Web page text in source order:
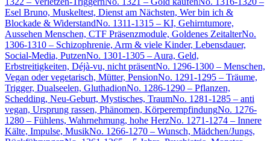
Esel Bruno, Muskeltest, Dienst am Nächsten, Wer bin ich &
Blockade & WiderstandNo. 1311-1315 – KI, Gehirntumore,
Aussehen Menschen, CTF Präsenzmodule, Goldenes ZeitalterNo.
1306-1310 – Schizophrenie, Arm & viele Kinder, Lebensdauer,
Social-Media, PutzenNo. 1301-1305 – Aura, Geld,
Erbstreitigkeiten, Déjà-vu, nicht präsentNo. 1296-1300 – Menschen,
Vegan oder vegetarisch, Mütter, PensionNo. 1291-1295 – Träume,
Trigger, Dualseelen, GluthadionNo. 1286-1290 – Pflanzen,
Schedding, Neu-Geburt, Mystisches, TraumNo. 1281-1285 – anti
vegan, Ursprung rassen, Phänomen, KörperempfindungNo. 1276-
1280 – Fühlens, Wahrnehmung, hohe HerzNo. 1271-1274 – Innere
Kälte, Impulse, MusikNo. 1266-1270 – Wunsch, Mädchen/Jungs,